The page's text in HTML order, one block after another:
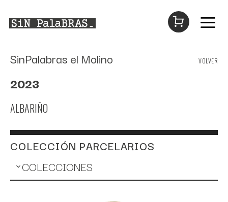
SinPalabras el Molino
2023
ALBARIÑO
VOLVER
COLECCIÓN PARCELARIOS
COLECCIONES